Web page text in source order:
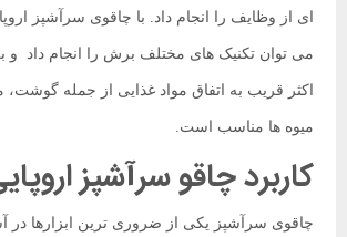
ای از وظایف را انجام داد. با چاقوی سرآشپز
می توان تکنیک های مختلف برش را انجام داد و
اکثر قریب به اتفاق مواد غذایی از جمله
میوه ها مناسب است.
کاربرد چاقو سرآشپز
چاقوی سرآشپز یکی از ضروری ترین ابزارها در